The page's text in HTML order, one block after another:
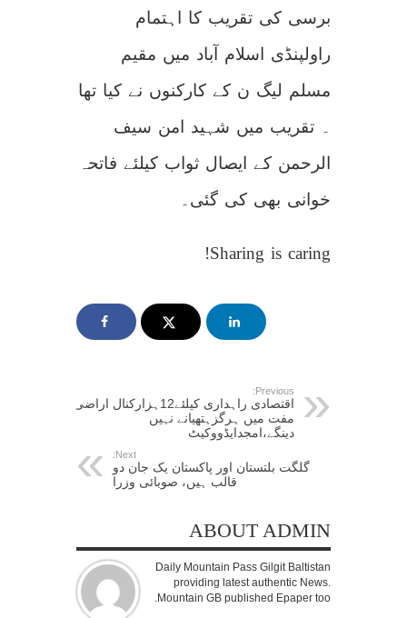
برسی کی تقریب کا اہتمام
راولپنڈی اسلام آباد میں مقیم
مسلم لیگ ن کے کارکنوں نے کیا تھا
۔ تقریب میں شہید امن سیف
الرحمن کے ایصال ثواب کیلئے فاتحہ
خوانی بھی کی گئی۔
Sharing is caring!
Previous:
اقتصادی راہداری کیلئے12ہزارکنال اراضی
مفت میں ہرگزہتھیانے نہیں
دینگے،امجدایڈووکیٹ
Next:
گلگت بلتستان اور پاکستان یک جان دو
قالب ہیں، صوبائی وزرا
ABOUT ADMIN
Daily Mountain Pass Gilgit Baltistan
providing latest authentic News.
Mountain GB published Epaper too.